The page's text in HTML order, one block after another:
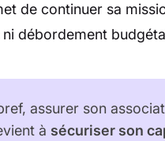
de continuer sa
débordement
assurer son
à sécuriser son